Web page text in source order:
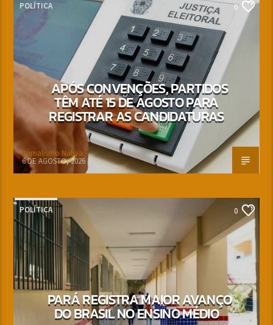
POLÍTICA 0
APÓS CONVENÇÕES, PARTIDOS
TÊM ATÉ 15 DE AGOSTO PARA
REGISTRAR AS CANDIDATURAS
Jornalismo Nativa
6 DE AGOSTO, 2026
POLÍTICA 0
PARÁ REGISTRA MAIOR AVANÇO
DO BRASIL NO ENSINO MÉDIO